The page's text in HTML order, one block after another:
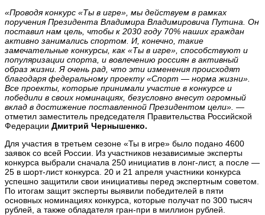
«Проводя конкурс «Ты в игре», мы действуем в рамках
поручения Президента Владимира Владимировича Путина. Он
поставил нам цель, чтобы к 2030 году 70% наших граждан
активно занимались спортом. И, конечно, такие
замечательные конкурсы, как «Ты в игре», способствуют и
популяризации спорта, и вовлечению россиян в активный
образ жизни. Я очень рад, что эти изменения происходят
благодаря федеральному проекту «Спорт — норма жизни».
Все проекты, которые принимали участие в конкурсе и
победили в своих номинациях, безусловно внесут огромный
вклад в достижение поставленной Президентом цели». —
отметил заместитель председателя Правительства Российской
Федерации Дмитрий Чернышенко.
Для участия в третьем сезоне «Ты в игре» было подано 4600
заявок со всей России. Из участников независимые эксперты
конкурса выбрали сначала 250 инициатив в лонг-лист, а после —
25 в шорт-лист конкурса. 20 и 21 апреля участники конкурса
успешно защитили свои инициативы перед экспертным советом.
По итогам защит эксперты выявили победителей в пяти
основных номинациях конкурса, которые получат по 300 тысяч
рублей, а также обладателя гран-при в миллион рублей.